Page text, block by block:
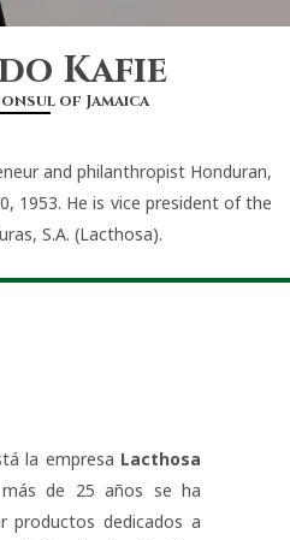
Kafie
and philanthropist Honduran,
1953. He is vice president of the
S.A. (Lacthosa).
la empresa Lacthosa
de 25 años se ha
productos dedicados a